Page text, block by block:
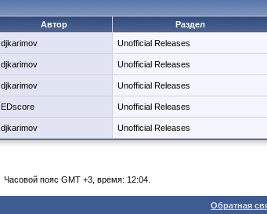
Автор Раздел
djkarimov Unofficial Releases
djkarimov Unofficial Releases
djkarimov Unofficial Releases
EDscore Unofficial Releases
djkarimov Unofficial Releases
Часовой пояс GMT +3, время: 12:04.
Обратная